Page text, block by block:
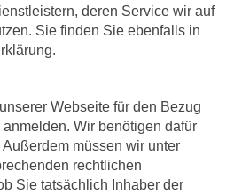
deren Service wir auf
Sie finden Sie ebenfalls in
Webseite für den Bezug
Wir benötigen dafür
Außerdem müssen wir unter
rechtlichen
Sie tatsächlich Inhaber der